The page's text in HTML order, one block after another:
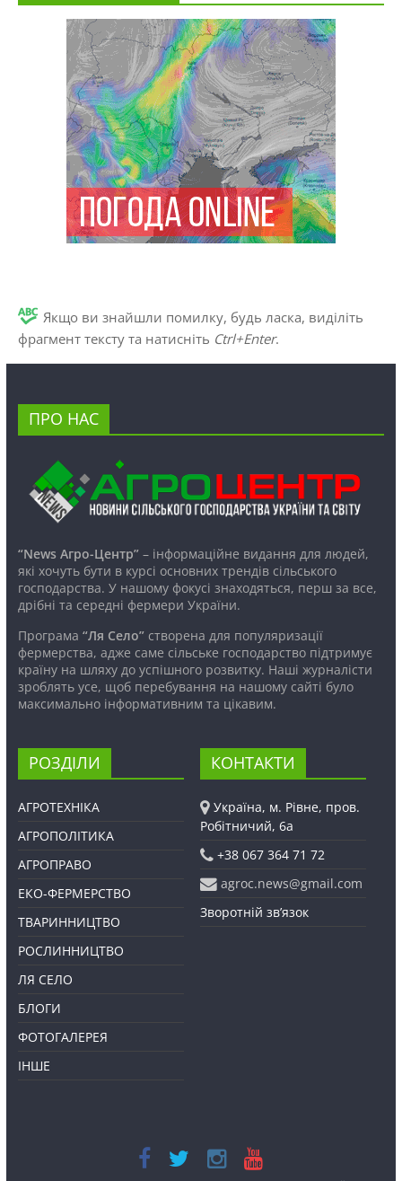
Якщо ви знайшли помилку, будь ласка, виділіть
фрагмент тексту та натисніть Ctrl+Enter.
ПРО НАС
“News Агро-Центр”– інформаційне видання для людей,
які хочуть бути в курсі основних трендів сільського
господарства. У нашому фокусі знаходяться, перш за все,
дрібні та середні фермери України.
Програма “Ля Село”створена для популяризації
фермерства, адже саме сільське господарство підтримує
країну на шляху до успішного розвитку. Наші журналісти
зроблять усе, щоб перебування на нашому сайті було
максимально інформативним та цікавим.
РОЗДІЛИ
АГРОТЕХНІКА
АГРОПОЛІТИКА
АГРОПРАВО
ЕКО-ФЕРМЕРСТВО
ТВАРИННИЦТВО
РОСЛИННИЦТВО
ЛЯ СЕЛО
БЛОГИ
ФОТОГАЛЕРЕЯ
ІНШЕ
КОНТАКТИ
Україна, м. Рівне, пров.
Робітничий, 6а
+38 067 364 71 72
agroc.news@gmail.com
Зворотній зв’язок